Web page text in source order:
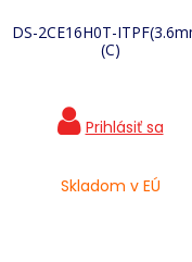
DS-2CE16H0T-
(C)
Skladom v EÚ